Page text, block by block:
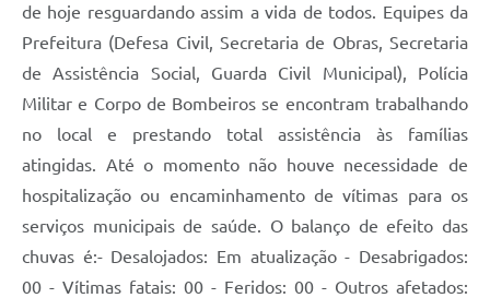
de hoje resguardando assim a vida de todos. Equipes da
Prefeitura (Defesa Civil, Secretaria de Obras, Secretaria
de Assistência Social, Guarda Civil Municipal), Polícia
Militar e Corpo de Bombeiros se encontram trabalhando
no local e prestando total assistência às famílias
atingidas. Até o momento não houve necessidade de
hospitalização ou encaminhamento de vítimas para os
serviços municipais de saúde. O balanço de efeito das
chuvas é:- Desalojados: Em atualização - Desabrigados:
00 - Vítimas fatais: 00 - Feridos: 00 - Outros afetados: